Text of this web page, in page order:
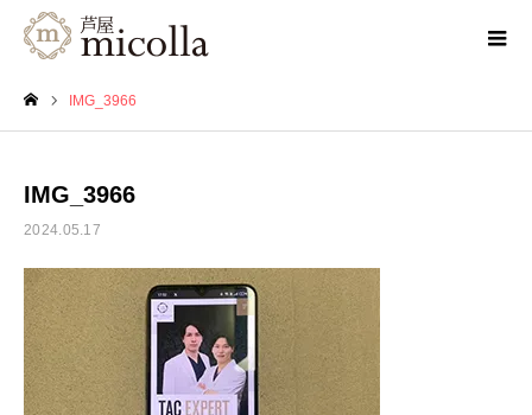
IMG_3966
IMG_3966
2024.05.17